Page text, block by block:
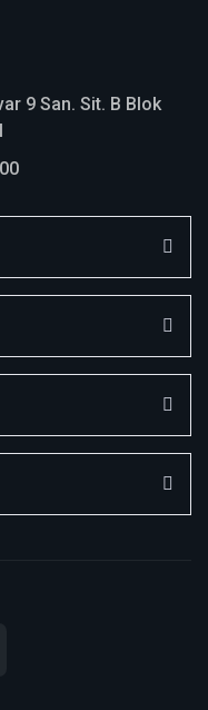
9 San. Sit. B Blok